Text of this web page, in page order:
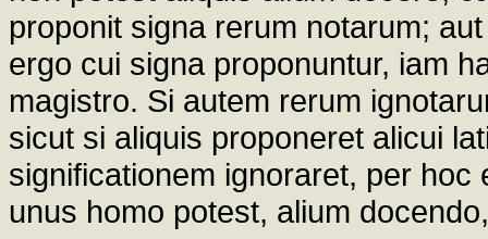
proponit signa rerum notarum;
ergo cui signa proponuntur, iam
magistro. Si autem rerum
sicut si aliquis proponeret alicui
significationem ignoraret, per
unus homo potest, alium